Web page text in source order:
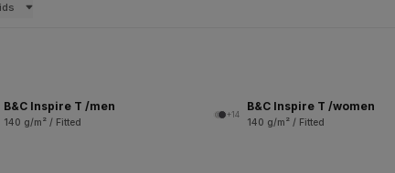
B&C Inspire T /men
140 g/m² / Fitted
+14
B&C Inspire T /women
140 g/m² / Fitted